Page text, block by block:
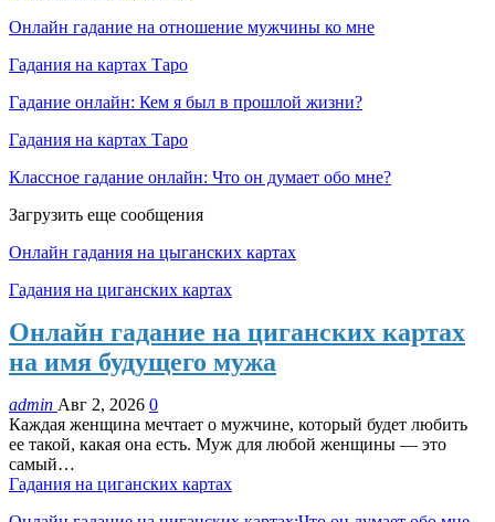
Онлайн гадание на отношение мужчины ко мне
Гадания на картах Таро
Гадание онлайн: Кем я был в прошлой жизни?
Гадания на картах Таро
Классное гадание онлайн: Что он думает обо мне?
Загрузить еще сообщения
Онлайн гадания на цыганских картах
Гадания на циганских картах
Онлайн гадание на циганских картах
на имя будущего мужа
admin Авг 2, 2026 0
Каждая женщина мечтает о мужчине, который будет любить
ее такой, какая она есть. Муж для любой женщины — это
самый…
Гадания на циганских картах